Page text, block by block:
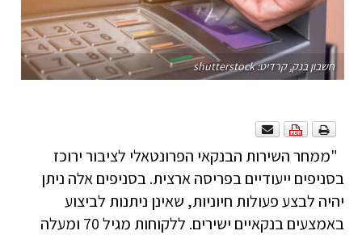
חשבון בנק, קרדיט: shutterstock
"ממחר השירות הבנקאי הפרונטאלי לציבור ירוכז
בסניפים ייעודיים בפריסה ארצית. בסניפים אלה ניתן
יהיה לבצע פעולות חיוניות, שאינן ניתנות לביצוע
באמצעים בנקאיים ישירים. ללקוחות מגיל 70 ומעלה